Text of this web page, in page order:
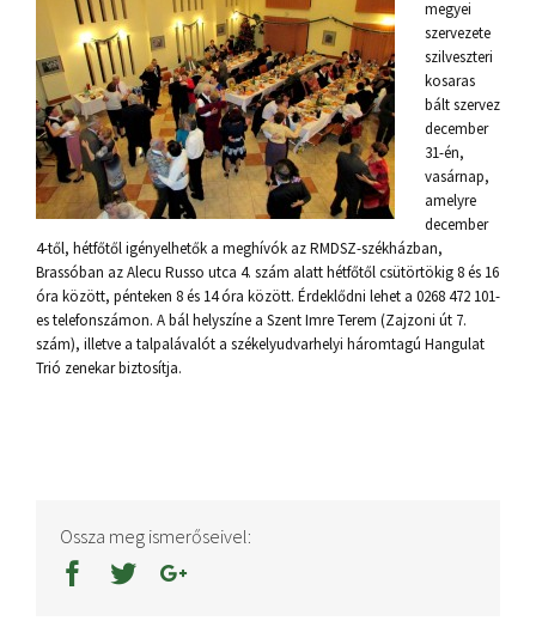
megyei
szervezete
szilveszteri
kosaras
bált szervez
december
31-én,
vasárnap,
amelyre
december
4-től, hétfőtől igényelhetők a meghívók az RMDSZ-székházban,
Brassóban az Alecu Russo utca 4. szám alatt hétfőtől csütörtökig 8 és 16
óra között, pénteken 8 és 14 óra között. Érdeklődni lehet a 0268 472 101-
es telefonszámon. A bál helyszíne a Szent Imre Terem (Zajzoni út 7.
szám), illetve a talpalávalót a székelyudvarhelyi háromtagú Hangulat
Trió zenekar biztosítja.
Ossza meg ismerőseivel: